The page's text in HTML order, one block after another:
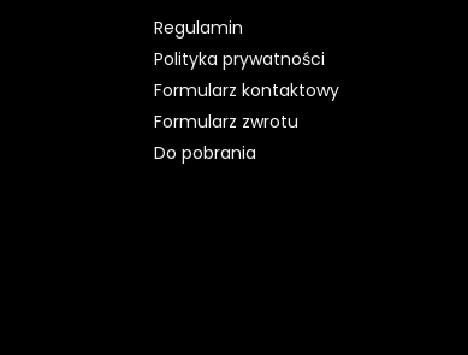
Regulamin
Polityka prywatności
Formularz kontaktowy
Formularz zwrotu
Do pobrania